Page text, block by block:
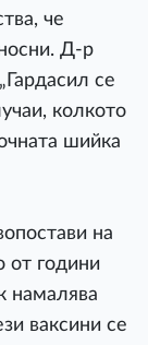
че
Д-р
се
колкото
шийка
на
от години
намалява
ваксини се